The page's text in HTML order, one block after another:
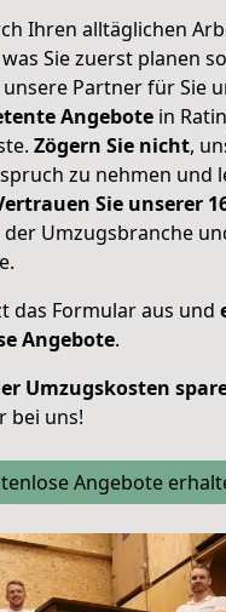
Ihren alltäglichen
Sie zuerst planen
Partner für Sie
Angebote in
Zögern Sie nicht,
zu nehmen und
Sie unserer
der Umzugsbranche
das Formular aus und
Angebote.
Umzugskosten
bei uns!
Angebote